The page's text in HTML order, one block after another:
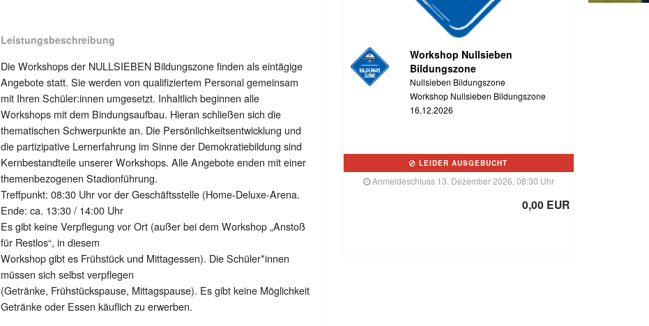
Leistungsbeschreibung
Die Workshops der NULLSIEBEN Bildungszone finden als eintägige
Angebote statt. Sie werden von qualifiziertem Personal gemeinsam
mit Ihren Schüler:innen umgesetzt. Inhaltlich beginnen alle
Workshops mit dem Bindungsaufbau. Hieran schließen sich die
thematischen Schwerpunkte an. Die Persönlichkeitsentwicklung und
die partizipative Lernerfahrung im Sinne der Demokratiebildung sind
Kernbestandteile unserer Workshops. Alle Angebote enden mit einer
themenbezogenen Stadionführung.
Treffpunkt: 08:30 Uhr vor der Geschäftsstelle (Home-Deluxe-Arena.
Ende: ca. 13:30 / 14:00 Uhr
Es gibt keine Verpflegung vor Ort (außer bei dem Workshop „Anstoß
für Restlos“, in diesem
Workshop gibt es Frühstück und Mittagessen). Die Schüler*innen
müssen sich selbst verpflegen
(Getränke, Frühstückspause, Mittagspause). Es gibt keine Möglichkeit
Getränke oder Essen käuflich zu erwerben.
Workshop Nullsieben
Bildungszone
Nullsieben Bildungszone
Workshop Nullsieben Bildungszone
16.12.2026
LEIDER AUSGEBUCHT
Anmeldeschluss 13. Dezember 2026, 08:30 Uhr
0,00 EUR